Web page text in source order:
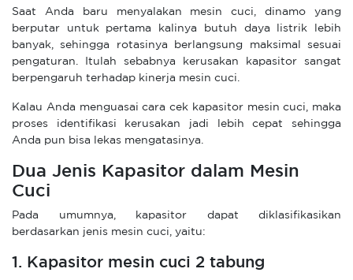
Saat Anda baru menyalakan mesin cuci, dinamo yang
berputar untuk pertama kalinya butuh daya listrik lebih
banyak, sehingga rotasinya berlangsung maksimal sesuai
pengaturan. Itulah sebabnya kerusakan kapasitor sangat
berpengaruh terhadap kinerja mesin cuci.
Kalau Anda menguasai cara cek kapasitor mesin cuci, maka
proses identifikasi kerusakan jadi lebih cepat sehingga
Anda pun bisa lekas mengatasinya.
Dua Jenis Kapasitor dalam Mesin
Cuci
Pada umumnya, kapasitor dapat diklasifikasikan
berdasarkan jenis mesin cuci, yaitu:
1. Kapasitor mesin cuci 2 tabung